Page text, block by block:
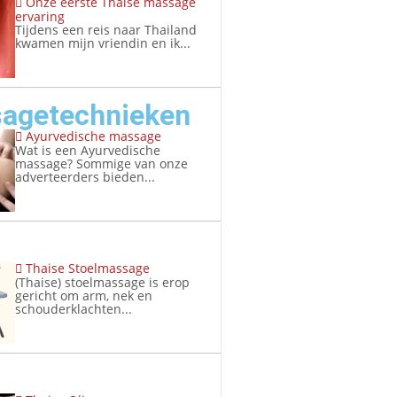
ervaring
Tijdens een reis naar Thailand
kwamen mijn vriendin en ik...
Ayurvedische massage
Wat is een Ayurvedische
massage? Sommige van onze
adverteerders bieden...
Thaise Stoelmassage
(Thaise) stoelmassage is erop
gericht om arm, nek en
schouderklachten...